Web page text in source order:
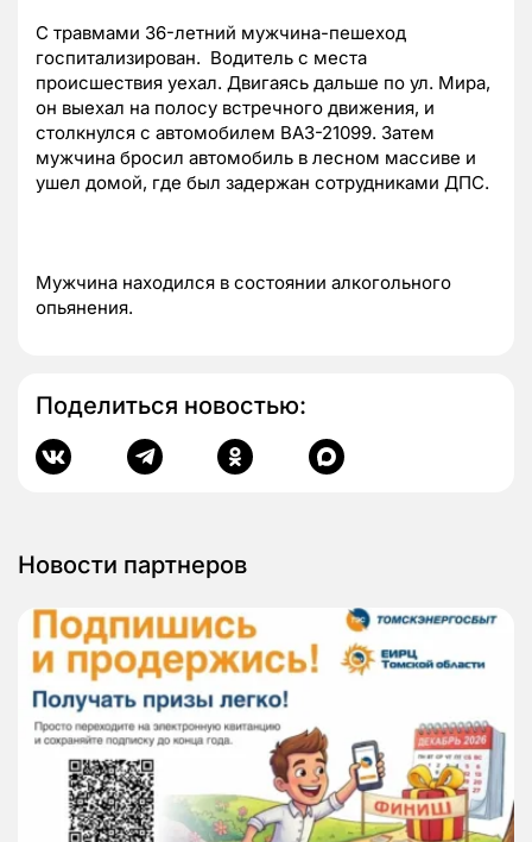
С травмами 36-летний мужчина-пешеход
госпитализирован. Водитель с места
происшествия уехал. Двигаясь дальше по ул. Мира,
он выехал на полосу встречного движения, и
столкнулся с автомобилем ВАЗ-21099. Затем
мужчина бросил автомобиль в лесном массиве и
ушел домой, где был задержан сотрудниками ДПС.
Мужчина находился в состоянии алкогольного
опьянения.
Поделиться новостью:
Новости партнеров